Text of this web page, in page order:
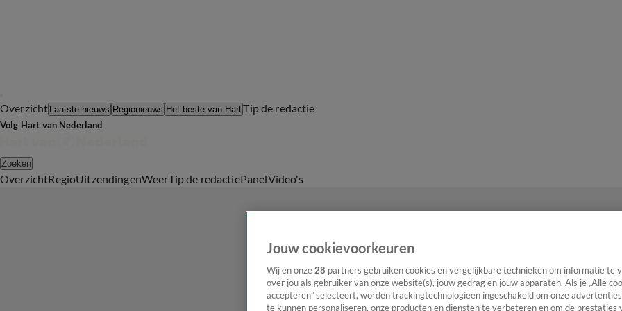
Overzicht Laatste nieuws Regionieuws Het beste van HartTip de redactie
Volg Hart van Nederland
Zoeken
OverzichtRegioUitzendingenWeerTip de redactiePanelVideo's
Jouw cookievoorkeuren
Wij en onze 28 partners gebruiken cookies en vergelijkbare technieken om informatie te
over jou als gebruiker van onze website(s), jouw gedrag en jouw apparaten. Als je „Alle
accepteren” selecteert, worden trackingtechnologieën ingeschakeld om onze
te kunnen personaliseren, onze producten en diensten te verbeteren en om de prestaties